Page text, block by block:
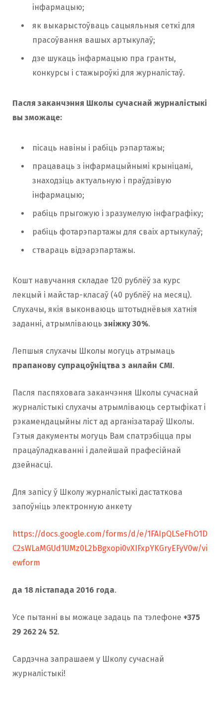
інфармацыю;
як выкарыстоўваць сацыяльныя сеткі для
прасоўвання вашых артыкулаў;
дзе шукаць інфармацыю пра гранты,
конкурсы і стажыроўкі для журналістаў.
Пасля заканчэння Школы сучаснай журналістыкі
вы зможаце:
пісаць навіны і рабіць рэпартажы;
працаваць з інфармацыйнымі крыніцамі,
знаходзіць актуальную і праўдзівую
інфармацыю;
рабіць прыгожую і зразумелую інфаграфіку;
рабіць фотарэпартажы для сваіх артыкулаў;
ствараць відэарэпартажы.
Кошт навучання складае 120 рублёў за курс
лекцый і майстар-класаў (40 рублёў на месяц).
Слухачы, якія выконваюць штотыднёвыя хатнія
заданні, атрымліваюць зніжку 30%.
Лепшыя слухачы Школы могуць атрымаць
прапанову супрацоўніцтва з анлайн СМІ.
Пасля паспяховага заканчэння Школы сучаснай
журналістыкі слухачы атрымліваюць сертыфікат і
рэкамендацыйны ліст ад арганізатараў Школы.
Гэтыя дакументы могуць Вам спатрэбіцца пры
працаўладкаванні і далейшай прафесійнай
дзейнасці.
Для запісу ў Школу журналістыкі дастаткова
запоўніць электронную анкету
https://docs.google.com/forms/d/e/1FAIpQLSeFhO1D
C2sWLaMGUd1UMz0L2bBgxopi0vXIFxpYKGryEFyV0w/vi
ewform
да 18 лістапада 2016 года.
Усе пытанні вы можаце задаць па тэлефоне +375
29 262 24 52.
Сардэчна запрашаем у Школу сучаснай
журналістыкі!